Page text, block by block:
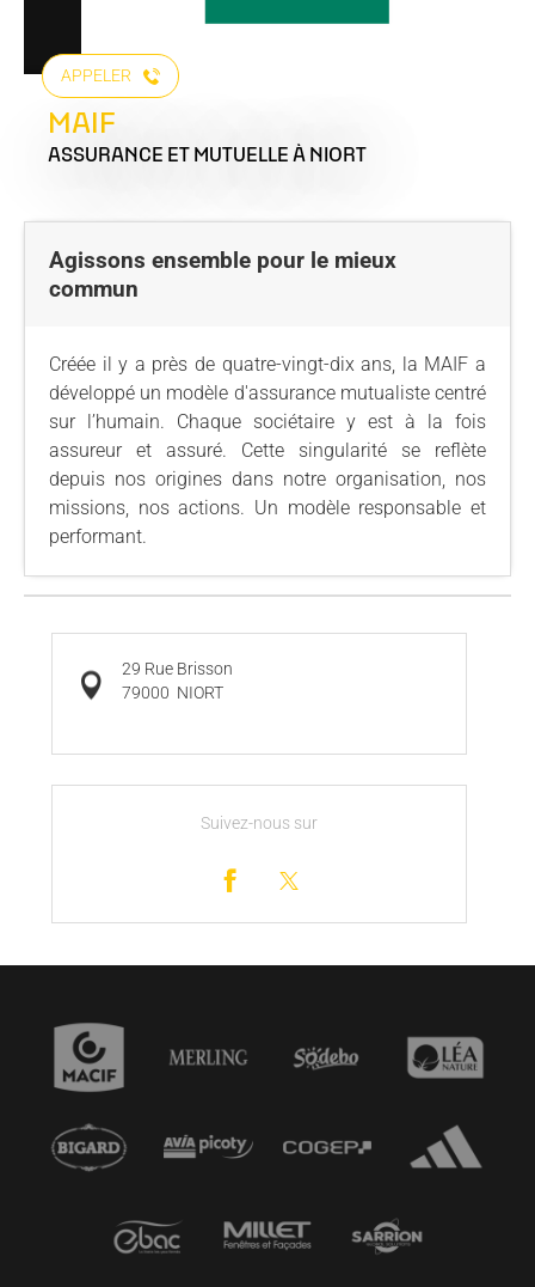
APPELER
MAIF
ASSURANCE ET MUTUELLE À NIORT
Agissons ensemble pour le mieux
commun
Créée il y a près de quatre-vingt-dix ans, la MAIF a
développé un modèle d'assurance mutualiste centré
sur l’humain. Chaque sociétaire y est à la fois
assureur et assuré. Cette singularité se reflète
depuis nos origines dans notre organisation, nos
missions, nos actions. Un modèle responsable et
performant.
29 Rue Brisson
79000 NIORT
Suivez-nous sur